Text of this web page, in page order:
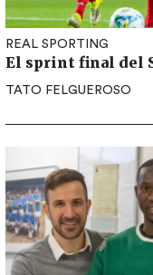
REAL SPORTING
El sprint final del
TATO FELGUEROSO